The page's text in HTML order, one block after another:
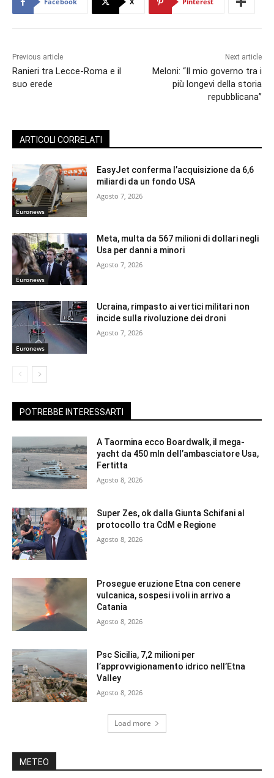
Previous article
Ranieri tra Lecce-Roma e il
suo erede
Next article
Meloni: “Il mio governo tra i
più longevi della storia
repubblicana”
ARTICOLI CORRELATI
Euronews
EasyJet conferma l’acquisizione da 6,6
miliardi da un fondo USA
Agosto 7, 2026
Euronews
Meta, multa da 567 milioni di dollari negli
Usa per danni a minori
Agosto 7, 2026
Euronews
Ucraina, rimpasto ai vertici militari non
incide sulla rivoluzione dei droni
Agosto 7, 2026
POTREBBE INTERESSARTI
A Taormina ecco Boardwalk, il mega-
yacht da 450 mln dell’ambasciatore Usa,
Fertitta
Agosto 8, 2026
Super Zes, ok dalla Giunta Schifani al
protocollo tra CdM e Regione
Agosto 8, 2026
Prosegue eruzione Etna con cenere
vulcanica, sospesi i voli in arrivo a
Catania
Agosto 8, 2026
Psc Sicilia, 7,2 milioni per
l’approvvigionamento idrico nell’Etna
Valley
Agosto 8, 2026
Load more
METEO